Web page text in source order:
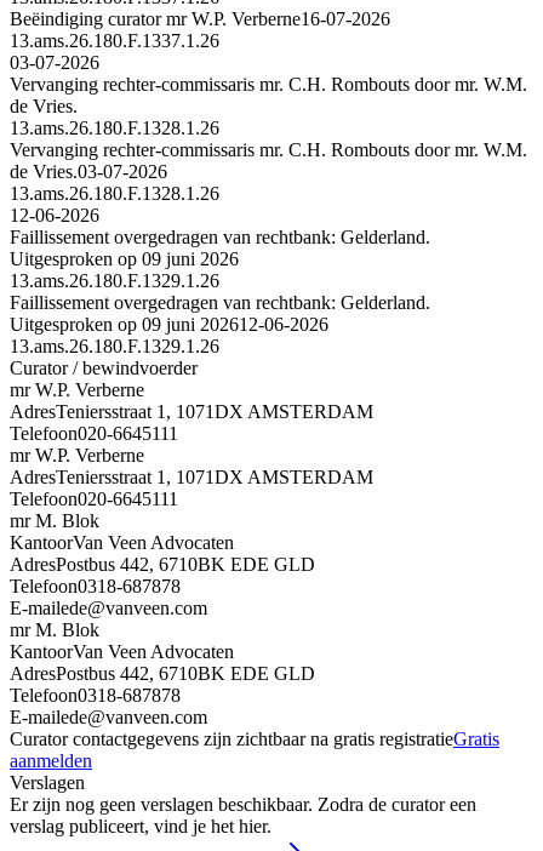
Beëindiging curator mr W.P. Verberne16-07-2026
13.ams.26.180.F.1337.1.26
03-07-2026
Vervanging rechter-commissaris mr. C.H. Rombouts door mr. W.M.
de Vries.
13.ams.26.180.F.1328.1.26
Vervanging rechter-commissaris mr. C.H. Rombouts door mr. W.M.
de Vries.03-07-2026
13.ams.26.180.F.1328.1.26
12-06-2026
Faillissement overgedragen van rechtbank: Gelderland.
Uitgesproken op 09 juni 2026
13.ams.26.180.F.1329.1.26
Faillissement overgedragen van rechtbank: Gelderland.
Uitgesproken op 09 juni 202612-06-2026
13.ams.26.180.F.1329.1.26
Curator / bewindvoerder
mr W.P. Verberne
AdresTeniersstraat 1, 1071DX AMSTERDAM
Telefoon020-6645111
mr W.P. Verberne
AdresTeniersstraat 1, 1071DX AMSTERDAM
Telefoon020-6645111
mr M. Blok
KantoorVan Veen Advocaten
AdresPostbus 442, 6710BK EDE GLD
Telefoon0318-687878
E-mailede@vanveen.com
mr M. Blok
KantoorVan Veen Advocaten
AdresPostbus 442, 6710BK EDE GLD
Telefoon0318-687878
E-mailede@vanveen.com
Curator contactgegevens zijn zichtbaar na gratis registratieGratis
aanmelden
Verslagen
Er zijn nog geen verslagen beschikbaar. Zodra de curator een
verslag publiceert, vind je het hier.